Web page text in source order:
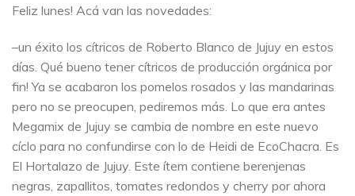
Feliz lunes! Acá van las novedades:
–un éxito los cítricos de Roberto Blanco de Jujuy en estos
días. Qué bueno tener cítricos de producción orgánica por
fin! Ya se acabaron los pomelos rosados y las mandarinas
pero no se preocupen, pediremos más. Lo que era antes
Megamix de Jujuy se cambia de nombre en este nuevo
cíclo para no confundirse con lo de Heidi de EcoChacra. Es
El Hortalazo de Jujuy. Este ítem contiene berenjenas
negras, zapallitos, tomates redondos y cherry por ahora